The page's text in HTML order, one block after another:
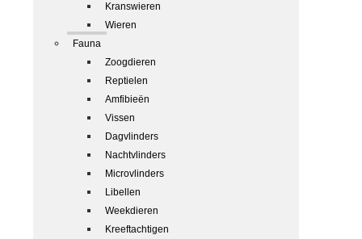
Kranswieren
Wieren
Fauna
Zoogdieren
Reptielen
Amfibieën
Vissen
Dagvlinders
Nachtvlinders
Microvlinders
Libellen
Weekdieren
Kreeftachtigen